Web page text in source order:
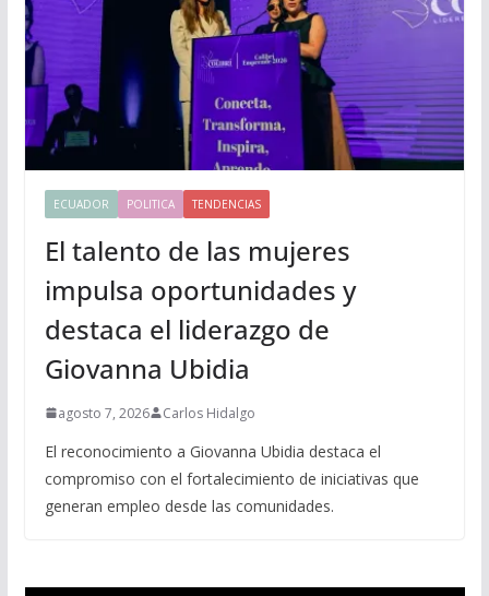
ECUADOR POLITICA TENDENCIAS
El talento de las mujeres
impulsa oportunidades y
destaca el liderazgo de
Giovanna Ubidia
agosto 7, 2026 Carlos Hidalgo
El reconocimiento a Giovanna Ubidia destaca el
compromiso con el fortalecimiento de iniciativas que
generan empleo desde las comunidades.